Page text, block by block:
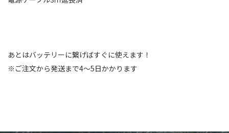
あとはバッテリーに繋げばすぐに使えます！
※ご注文から発送まで4～5日かかります